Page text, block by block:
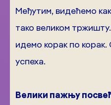
Међутим, видећемо
тако великом
идемо корак по
успеха.
Велики пажњу